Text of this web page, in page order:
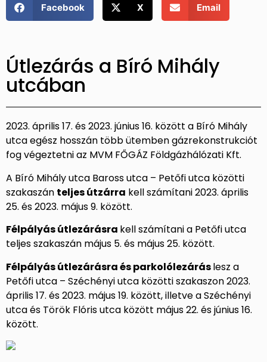
Facebook X Email
Útlezárás a Bíró Mihály
utcában
2023. április 17. és 2023. június 16. között a Bíró Mihály
utca egész hosszán több ütemben gázrekonstrukciót
fog végeztetni az MVM FŐGÁZ Földgázhálózati Kft.
A Bíró Mihály utca Baross utca – Petőfi utca közötti
szakaszán teljes útzárra kell számítani 2023. április
25. és 2023. május 9. között.
Félpályás útlezárásra kell számítani a Petőfi utca
teljes szakaszán május 5. és május 25. között.
Félpályás útlezárásra és parkolólezáráslesz a
Petőfi utca – Széchényi utca közötti szakaszon 2023.
április 17. és 2023. május 19. között, illetve a Széchényi
utca és Török Flóris utca között május 22. és június 16.
között.